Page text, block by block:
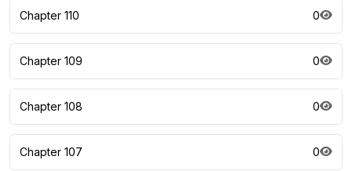
Chapter 110 0
Chapter 109 0
Chapter 108 0
Chapter 107 0